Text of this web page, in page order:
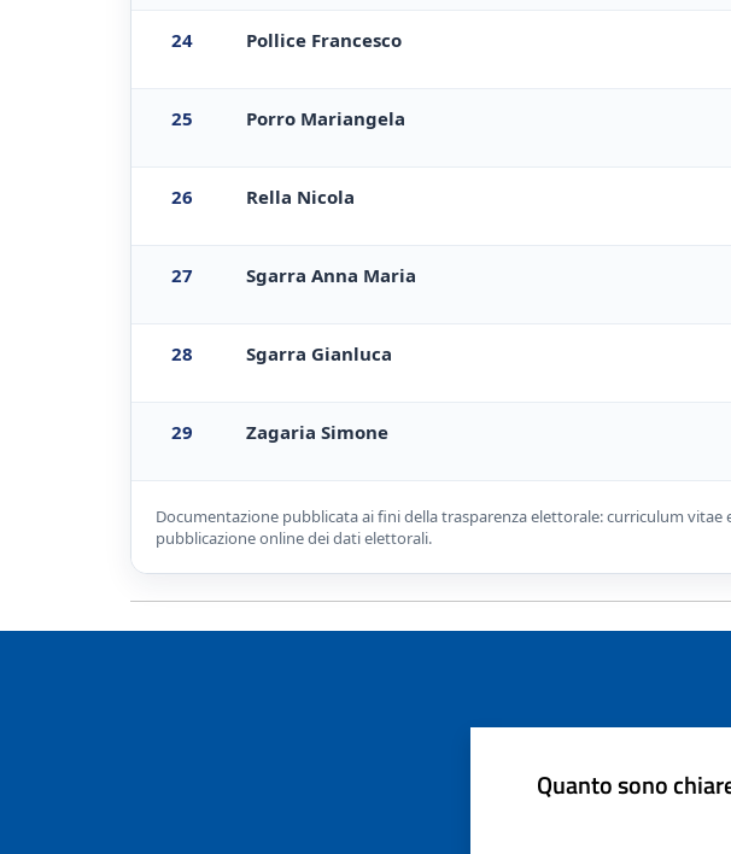
24 Pollice Francesco
25 Porro Mariangela
26 Rella Nicola
27 Sgarra Anna Maria
28 Sgarra Gianluca
29 Zagaria Simone
Documentazione pubblicata ai fini della trasparenza elettorale: curriculum
pubblicazione online dei dati elettorali.
Quanto sono